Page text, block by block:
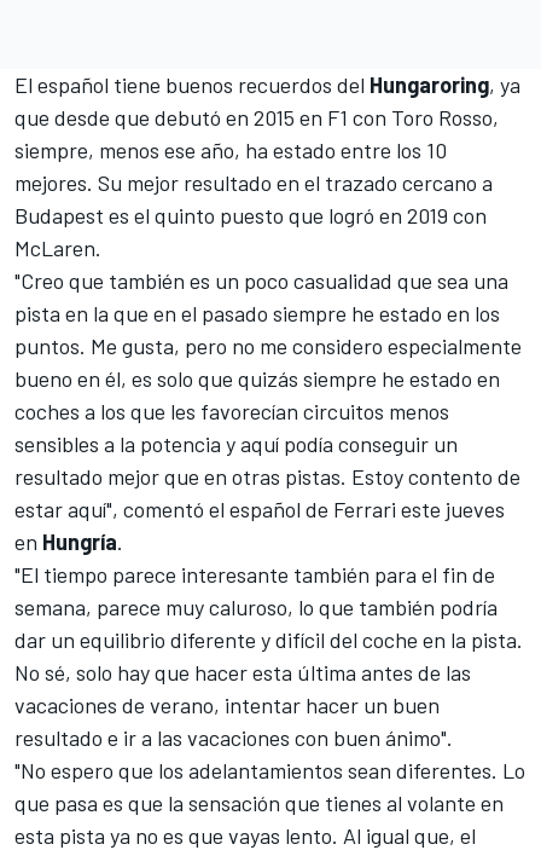
El español tiene buenos recuerdos del Hungaroring, ya
que desde que debutó en 2015 en F1 con Toro Rosso,
siempre, menos ese año, ha estado entre los 10
mejores. Su mejor resultado en el trazado cercano a
Budapest es el quinto puesto que logró en 2019 con
McLaren.
"Creo que también es un poco casualidad que sea una
pista en la que en el pasado siempre he estado en los
puntos. Me gusta, pero no me considero especialmente
bueno en él, es solo que quizás siempre he estado en
coches a los que les favorecían circuitos menos
sensibles a la potencia y aquí podía conseguir un
resultado mejor que en otras pistas. Estoy contento de
estar aquí", comentó el español de Ferrari este jueves
en Hungría.
"El tiempo parece interesante también para el fin de
semana, parece muy caluroso, lo que también podría
dar un equilibrio diferente y difícil del coche en la pista.
No sé, solo hay que hacer esta última antes de las
vacaciones de verano, intentar hacer un buen
resultado e ir a las vacaciones con buen ánimo".
"No espero que los adelantamientos sean diferentes. Lo
que pasa es que la sensación que tienes al volante en
esta pista ya no es que vayas lento. Al igual que, el